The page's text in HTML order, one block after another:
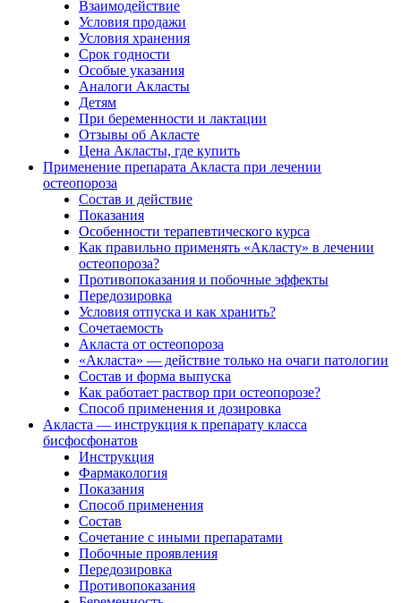
Взаимодействие
Условия продажи
Условия хранения
Срок годности
Особые указания
Аналоги Акласты
Детям
При беременности и лактации
Отзывы об Акласте
Цена Акласты, где купить
Применение препарата Акласта при лечении
остеопороза
Состав и действие
Показания
Особенности терапевтического курса
Как правильно применять «Акласту» в лечении
остеопороза?
Противопоказания и побочные эффекты
Передозировка
Условия отпуска и как хранить?
Сочетаемость
Акласта от остеопороза
«Акласта» — действие только на очаги патологии
Состав и форма выпуска
Как работает раствор при остеопорозе?
Способ применения и дозировка
Акласта — инструкция к препарату класса
бисфосфонатов
Инструкция
Фармакология
Показания
Способ применения
Состав
Сочетание с иными препаратами
Побочные проявления
Передозировка
Противопоказания